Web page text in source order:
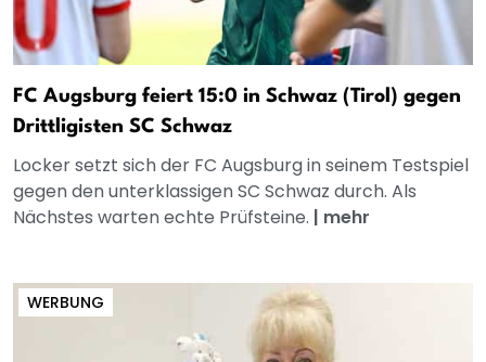
FC Augsburg feiert 15:0 in Schwaz (Tirol) gegen
Drittligisten SC Schwaz
Locker setzt sich der FC Augsburg in seinem Testspiel
gegen den unterklassigen SC Schwaz durch. Als
Nächstes warten echte Prüfsteine. | mehr
WERBUNG